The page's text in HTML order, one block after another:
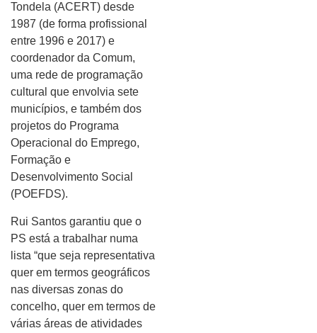
Tondela (ACERT) desde
1987 (de forma profissional
entre 1996 e 2017) e
coordenador da Comum,
uma rede de programação
cultural que envolvia sete
municípios, e também dos
projetos do Programa
Operacional do Emprego,
Formação e
Desenvolvimento Social
(POEFDS).
Rui Santos garantiu que o
PS está a trabalhar numa
lista “que seja representativa
quer em termos geográficos
nas diversas zonas do
concelho, quer em termos de
várias áreas de atividades